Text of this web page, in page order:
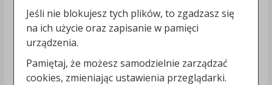
Jeśli nie blokujesz tych plików, to zgadzasz się
na ich użycie oraz zapisanie w pamięci
urządzenia.
Pamiętaj, że możesz samodzielnie zarządzać
cookies, zmieniając ustawienia przeglądarki.